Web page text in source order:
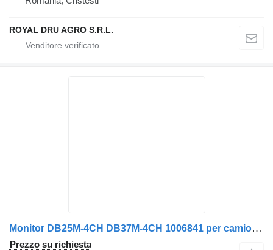
ROYAL DRU AGRO S.R.L.
Monitor DB25M-4CH DB37M-4CH 1006841 per camion Volvo
Prezzo su richiesta